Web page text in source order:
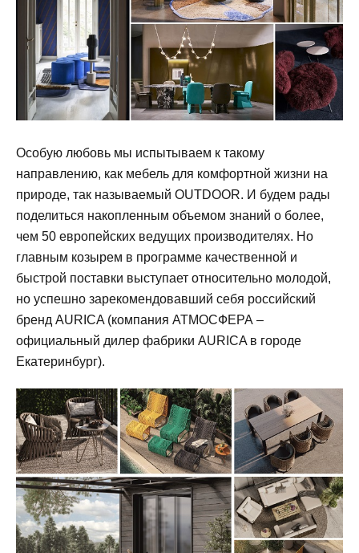
Особую любовь мы испытываем к такому
направлению, как мебель для комфортной жизни на
природе, так называемый OUTDOOR. И будем рады
поделиться накопленным объемом знаний о более,
чем 50 европейских ведущих производителях. Но
главным козырем в программе качественной и
быстрой поставки выступает относительно молодой,
но успешно зарекомендовавший себя российский
бренд AURICA (компания АТМОСФЕРА –
официальный дилер фабрики AURICA в городе
Екатеринбург).